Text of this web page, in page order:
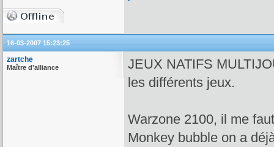
16-03-2007 15:23:25
zartche
Maître d'alliance
JEUX NATIFS
les différents jeux.
Warzone 2100, il me
Monkey bubble on a